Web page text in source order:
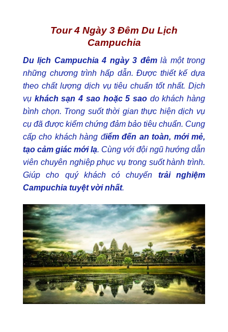
Tour 4 Ngày 3 Đêm Du Lịch
Campuchia
Du lịch Campuchia 4 ngày 3 đêmlà một trong
những chương trình hấp dẫn. Được thiết kế dựa
theo chất lượng dịch vụ tiêu chuẩn tốt nhất. Dịch
vụ khách sạn 4 sao hoặc 5 saodo khách hàng
bình chọn. Trong suốt thời gian thực hiện dịch vụ
cụ đã được kiểm chứng đảm bảo tiêu chuẩn. Cung
cấp cho khách hàng điểm đến an toàn, mới mẻ,
tạo cảm giác mới lạ. Cùng với đội ngũ hướng dẫn
viên chuyên nghiệp phục vụ trong suốt hành trình.
Giúp cho quý khách có chuyến trải nghiệm
Campuchia tuyệt vời nhất.